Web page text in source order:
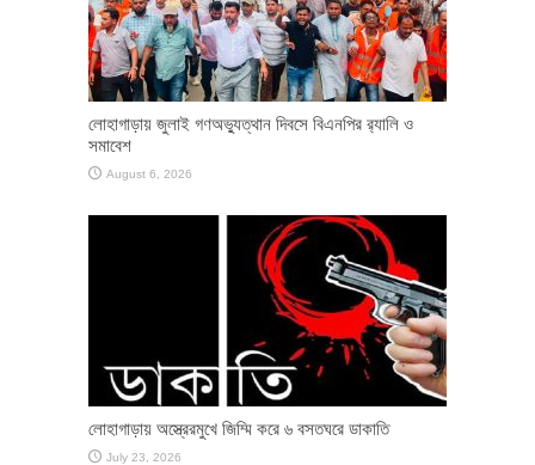
লোহাগাড়ায় জুলাই গণঅভ্যুত্থান দিবসে বিএনপির র‌্যালি ও
সমাবেশ
August 6, 2026
লোহাগাড়ায় অস্ত্রেরমুখে জিম্মি করে ৬ বসতঘরে ডাকাতি
July 23, 2026